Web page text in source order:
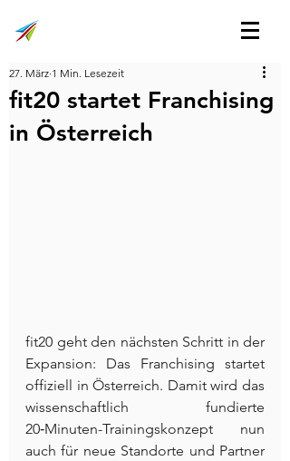
fit20 startet Franchising
in Österreich
27. März 1 Min. Lesezeit
fit20 geht den nächsten Schritt in der
Expansion: Das Franchising startet
offiziell in Österreich. Damit wird das
wissenschaftlich fundierte
20‑Minuten-Trainingskonzept nun
auch für neue Standorte und Partner